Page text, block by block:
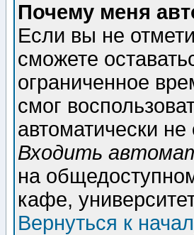
Почему меня
Если вы не
сможете
ограниченное
смог
автоматически
Входить
на
кафе,
Вернуться к